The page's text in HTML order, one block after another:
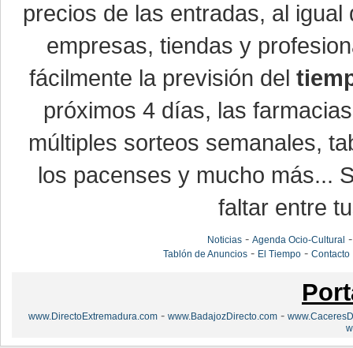
precios de las entradas, al
empresas, tiendas y
fácilmente la previsión del
próximos 4 días, las
múltiples sorteos semanales,
los pacenses y mucho más...
faltar entre
Noticias -Agenda Ocio-Cultural
Tablón de Anuncios - El Tiempo -Contacto
www.DirectoExtremadura.com - www.BadajozDirecto.com -